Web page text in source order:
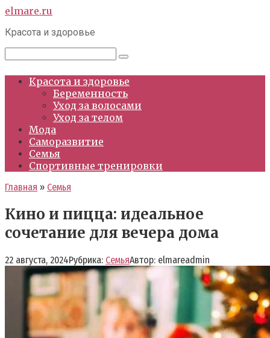
Перейти
контенту
elmare.ru
Красота и здоровье
Красота и здоровье
Беременность
Уход за волосами
Уход за телом
Мода
Саморазвитие
Семья
Спортивные тренировки
Главная » Семья
Кино и пицца: идеальное
сочетание для вечера дома
22 августа, 2024Рубрика: СемьяАвтор: elmareadmin